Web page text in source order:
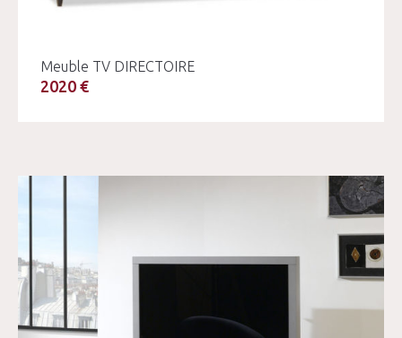
Meuble TV DIRECTOIRE
2020 €